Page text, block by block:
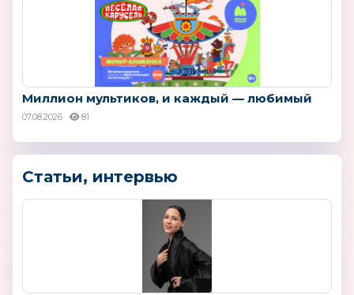
Миллион мультиков, и каждый — любимый
07.08.2026 81
Статьи, интервью